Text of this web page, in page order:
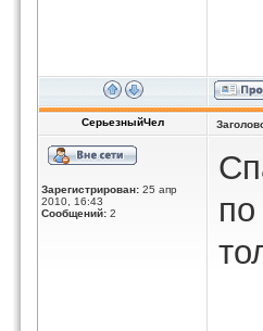
СерьезныйЧел
Зарегистрирован: 25 апр
2010, 16:43
Сообщений: 2